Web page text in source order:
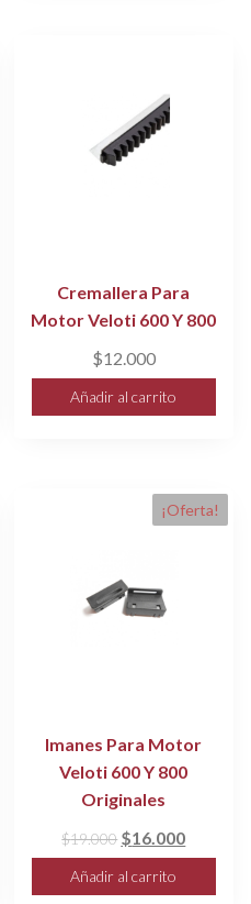
Cremallera Para
Motor Veloti 600 Y 800
$12.000
Añadir al carrito
¡Oferta!
Imanes Para Motor
Veloti 600 Y 800
Originales
$19.000 El
precio
original
$16.000El
precio
actual
Añadir al carrito